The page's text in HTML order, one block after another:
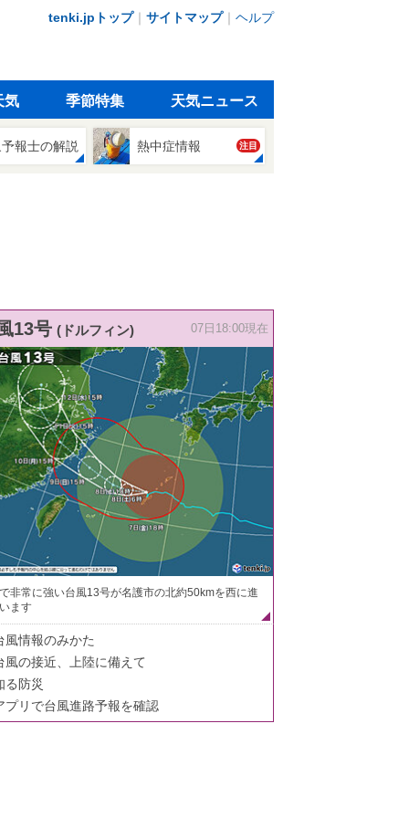
tenki.jpトップ｜ サイトマップ｜ ヘルプ
気 季節特集 天気ニュース
報士の解説 熱中症情報 注目
13号 (ドルフィン) 07日18:00現在
非常に強い台風13号が名護市の北約50kmを西に進
ます
風情報のみかた
風の接近、上陸に備えて
る防災
プリで台風進路予報を確認